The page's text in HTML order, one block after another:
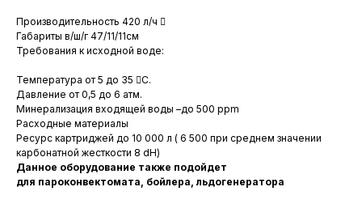
Производительность 420 л/ч 
Габариты в/ш/г 47/11/11см
Требования к исходной воде:
Температура от 5 до 35 С.
Давление от 0,5 до 6 атм.
Минерализация входящей воды –до 500 ppm
Расходные материалы
Ресурс картриджей до 10 000 л ( 6 500 при среднем значении
карбонатной жесткости 8 dH)
Данное оборудование также подойдет
для пароконвектомата, бойлера, льдогенератора